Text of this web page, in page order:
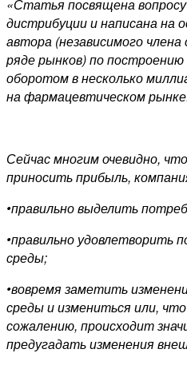
«Статья посвящена
дистрибуции и написана на
автора (независимого
ряде рынков) по построению
оборотом в несколько
на фармацевтическом
Сейчас многим очевидно,
приносить прибыль,
•правильно выделить
•правильно удовлетворить
среды;
•вовремя заметить
среды и измениться или,
сожалению, происходит
предугадать изменения